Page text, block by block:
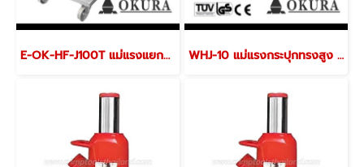
E-OK-HF-J100T แม่แรงแยกส่วนไฮโดรลิค ขนาด 100 ตัน แบบรถเข็น (ออโต้) "OKURA" WHJ-10 แม่แรงกระปุกทรงสูง ขนาด 10 ตัน "OKURA"